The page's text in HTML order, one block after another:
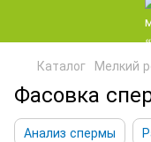
Каталог Мелкий
Фасовка
Анализ спермы